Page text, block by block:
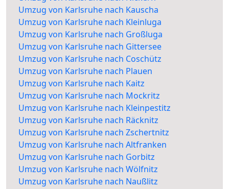
Umzug von Karlsruhe nach Kauscha
Umzug von Karlsruhe nach Kleinluga
Umzug von Karlsruhe nach Großluga
Umzug von Karlsruhe nach Gittersee
Umzug von Karlsruhe nach Coschütz
Umzug von Karlsruhe nach Plauen
Umzug von Karlsruhe nach Kaitz
Umzug von Karlsruhe nach Mockritz
Umzug von Karlsruhe nach Kleinpestitz
Umzug von Karlsruhe nach Räcknitz
Umzug von Karlsruhe nach Zschertnitz
Umzug von Karlsruhe nach Altfranken
Umzug von Karlsruhe nach Gorbitz
Umzug von Karlsruhe nach Wölfnitz
Umzug von Karlsruhe nach Naußlitz